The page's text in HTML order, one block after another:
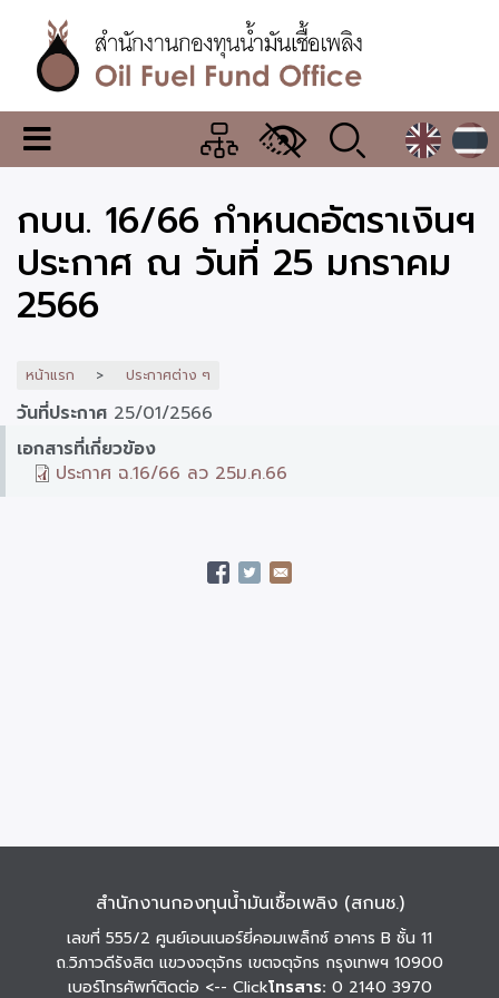
เนื้อหา
หลักสำนักงาน
กองทุน
น้ำมัน
เชื้อ
เพลิง
เมนู
เปลี่ยน
แสดง
ผล
กบน. 16/66 กำหนดอัตราเงินฯ
ประกาศ ณ วันที่ 25 มกราคม
2566
หน้าแรก ประกาศต่าง ๆ
วันที่ประกาศ 25/01/2566
เอกสารที่เกี่ยวข้อง
ประกาศ ฉ.16/66 ลว 25ม.ค.66
สำนักงานกองทุนน้ำมันเชื้อเพลิง (สกนช.)
เลขที่ 555/2 ศูนย์เอนเนอร์ยี่คอมเพล็กซ์ อาคาร B ชั้น 11
ถ.วิภาวดีรังสิต แขวงจตุจักร เขตจตุจักร กรุงเทพฯ 10900
เบอร์โทรศัพท์ติดต่อ <-- Clickโทรสาร: 0 2140 3970